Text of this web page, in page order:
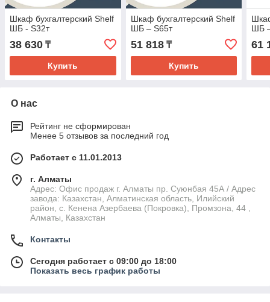
Шкаф бухгалтерский Shelf
ШБ - S32т
38 630 ₸
Купить
Шкаф бухгалтерский Shelf
ШБ – S65т
51 818₸
Купить
ШБ
61
О нас
Рейтинг не сформирован
Менее 5 отзывов за последний год
Работает с 11.01.2013
г. Алматы
Адрес: Офис продаж г. Алматы пр. Суюнбая 45А / Адрес
завода: Казахстан, Алматинская область, Илийский
район, ​с. Кенена Азербаева (Покровка), Промзона, 44​ ,
Алматы, Казахстан
Контакты
Сегодня работает с 09:00 до 18:00
Показать весь график работы